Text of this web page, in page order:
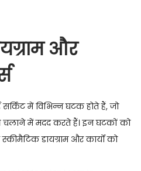
और
में विभिन्न घटक होते हैं, जो
में मदद करते हैं। इन घटकों को
डायग्राम और कार्यों को